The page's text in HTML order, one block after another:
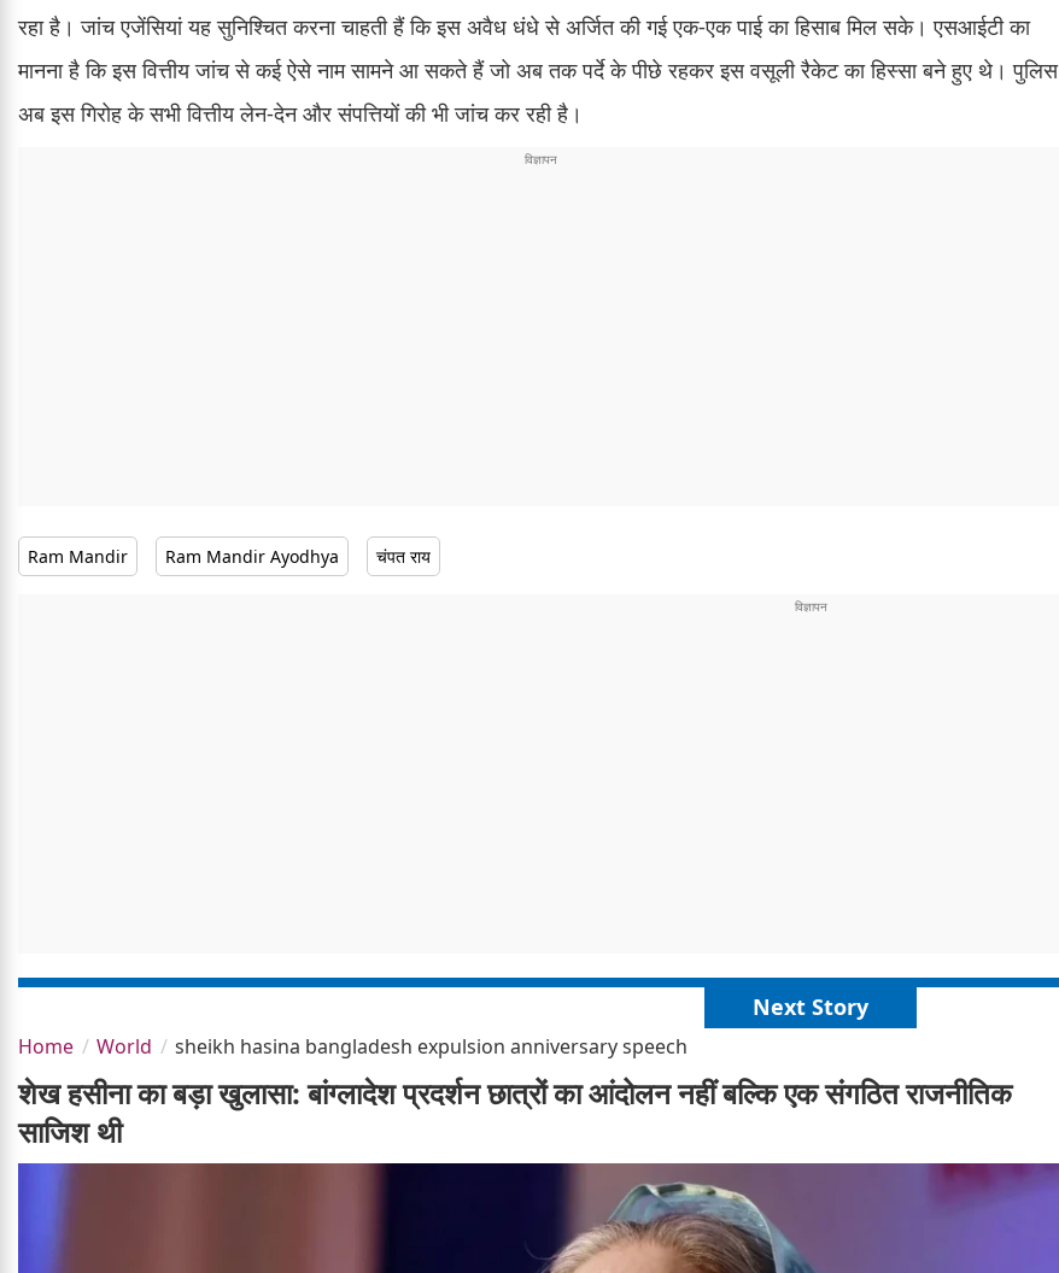
रहा है। जांच एजेंसियां यह सुनिश्चित करना चाहती हैं कि इस अवैध धंधे से अर्जित की गई एक-एक पाई का हिसाब मिल सके। एसआईटी का
मानना है कि इस वित्तीय जांच से कई ऐसे नाम सामने आ सकते हैं जो अब तक पर्दे के पीछे रहकर इस वसूली रैकेट का हिस्सा बने हुए थे। पुलिस
अब इस गिरोह के सभी वित्तीय लेन-देन और संपत्तियों की भी जांच कर रही है।
Ram Mandir Ram Mandir Ayodhya चंपत राय
Next Story
Home World sheikh hasina bangladesh expulsion anniversary speech
शेख हसीना का बड़ा खुलासा: बांग्लादेश प्रदर्शन छात्रों का आंदोलन नहीं बल्कि एक संगठित राजनीतिक
साजिश थी